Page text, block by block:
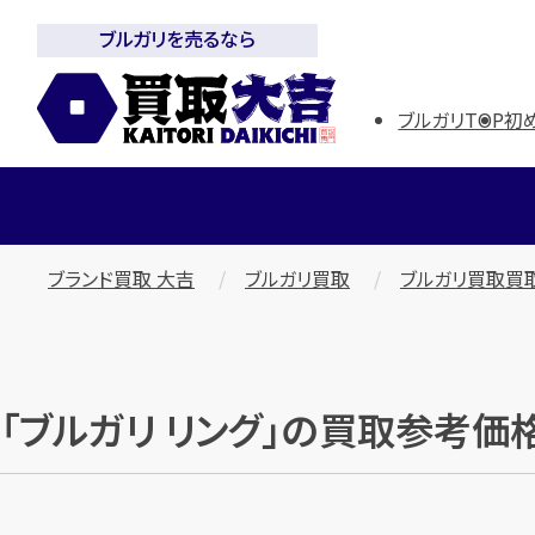
ブルガリを売るなら
ブルガリTOP初
ブランド買取 大吉 ブルガリ買取 ブルガリ買取
「ブルガリ リング」の買取参考価